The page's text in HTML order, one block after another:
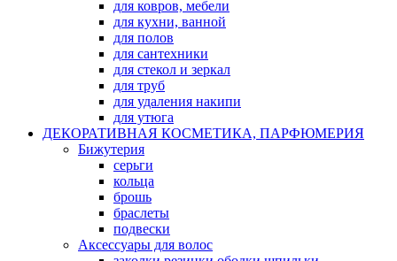
для ковров, мебели
для кухни, ванной
для полов
для сантехники
для стекол и зеркал
для труб
для удаления накипи
для утюга
ДЕКОРАТИВНАЯ КОСМЕТИКА, ПАРФЮМЕРИЯ
Бижутерия
серьги
кольца
брошь
браслеты
подвески
Аксессуары для волос